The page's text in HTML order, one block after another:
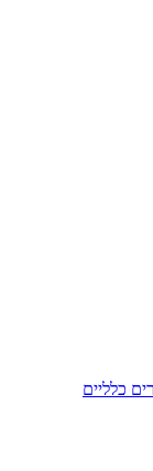
כלליים